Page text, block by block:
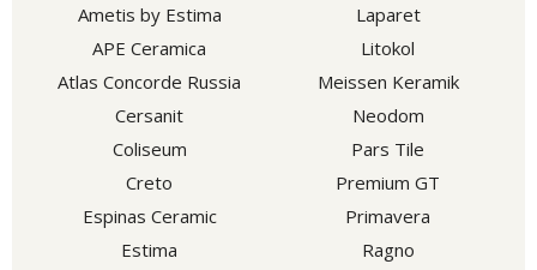
Ametis by Estima
APE Ceramica
Atlas Concorde Russia
Cersanit
Coliseum
Creto
Espinas Ceramic
Estima
Laparet
Litokol
Meissen Keramik
Neodom
Pars Tile
Premium GT
Primavera
Ragno